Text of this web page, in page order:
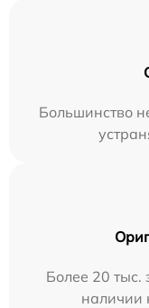
Большинство
Более 20 тыс.
наличии